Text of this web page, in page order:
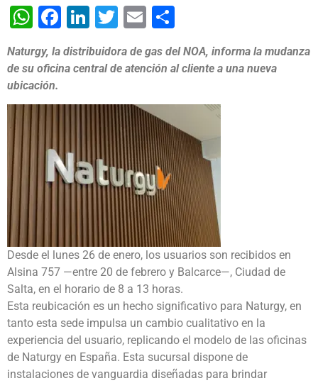
WhatsApp
Facebook
LinkedIn
Twitter
Email
Naturgy, la distribuidora de gas del NOA, informa la mudanza
de su oficina central de atención al cliente a una nueva
ubicación.
Desde el lunes 26 de enero, los usuarios son recibidos en
Alsina 757 —entre 20 de febrero y Balcarce—, Ciudad de
Salta, en el horario de 8 a 13 horas.
Esta reubicación es un hecho significativo para Naturgy, en
tanto esta sede impulsa un cambio cualitativo en la
experiencia del usuario, replicando el modelo de las oficinas
de Naturgy en España. Esta sucursal dispone de
instalaciones de vanguardia diseñadas para brindar